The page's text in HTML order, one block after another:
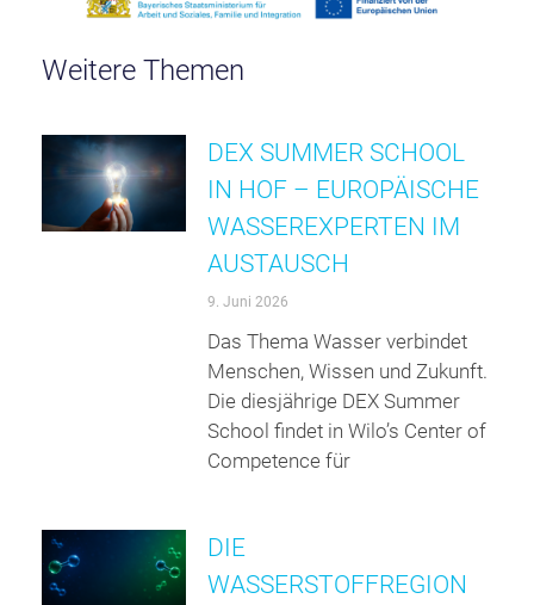
Weitere Themen
DEX SUMMER SCHOOL
IN HOF – EUROPÄISCHE
WASSEREXPERTEN IM
AUSTAUSCH
9. Juni 2026
Das Thema Wasser verbindet
Menschen, Wissen und Zukunft.
Die diesjährige DEX Summer
School findet in Wilo’s Center of
Competence für
DIE
WASSERSTOFFREGION